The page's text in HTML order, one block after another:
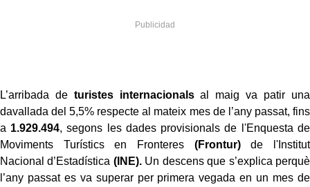
L’arribada de turistes internacionalsal maig va patir una
davallada del 5,5% respecte al mateix mes de l’any passat, fins
a 1.929.494, segons les dades provisionals de l'Enquesta de
Moviments Turístics en Fronteres (Frontur)de l'Institut
Nacional d’Estadística (INE).Un descens que s’explica perquè
l’any passat es va superar per primera vegada en un mes de